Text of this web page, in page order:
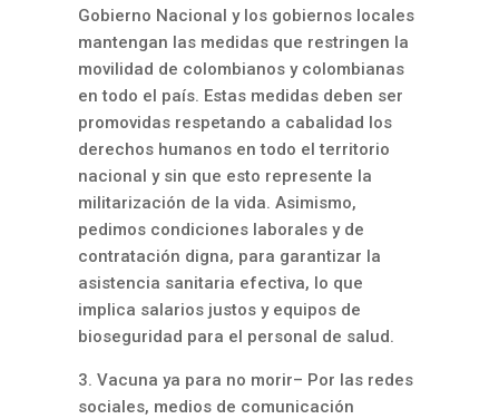
Gobierno Nacional y los gobiernos locales
mantengan las medidas que restringen la
movilidad de colombianos y colombianas
en todo el país. Estas medidas deben ser
promovidas respetando a cabalidad los
derechos humanos en todo el territorio
nacional y sin que esto represente la
militarización de la vida. Asimismo,
pedimos condiciones laborales y de
contratación digna, para garantizar la
asistencia sanitaria efectiva, lo que
implica salarios justos y equipos de
bioseguridad para el personal de salud.
3. Vacuna ya para no morir– Por las redes
sociales, medios de comunicación